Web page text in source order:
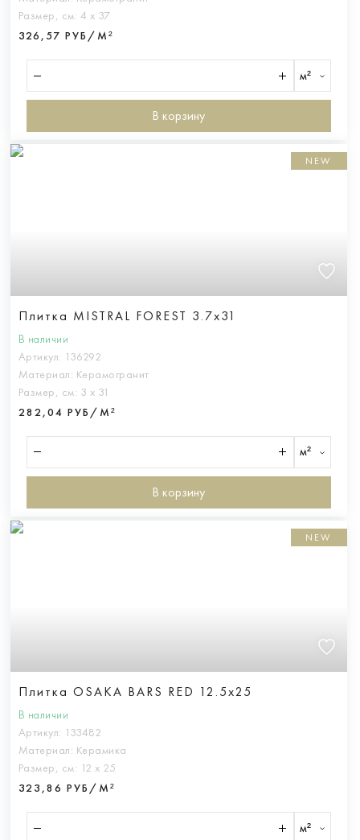
Размер, см: 4 х 37
326,57 РУБ/М²
м²
В корзину
NEW
Плитка MISTRAL FOREST 3.7x31
В наличии
Артикул: 136292
Материал: Керамогранит
Размер, см: 3 х 31
282,04 РУБ/М²
м²
В корзину
NEW
Плитка OSAKA BARS RED 12.5x25
В наличии
Артикул: 133482
Материал: Керамика
Размер, см: 12 х 25
323,86 РУБ/М²
м²